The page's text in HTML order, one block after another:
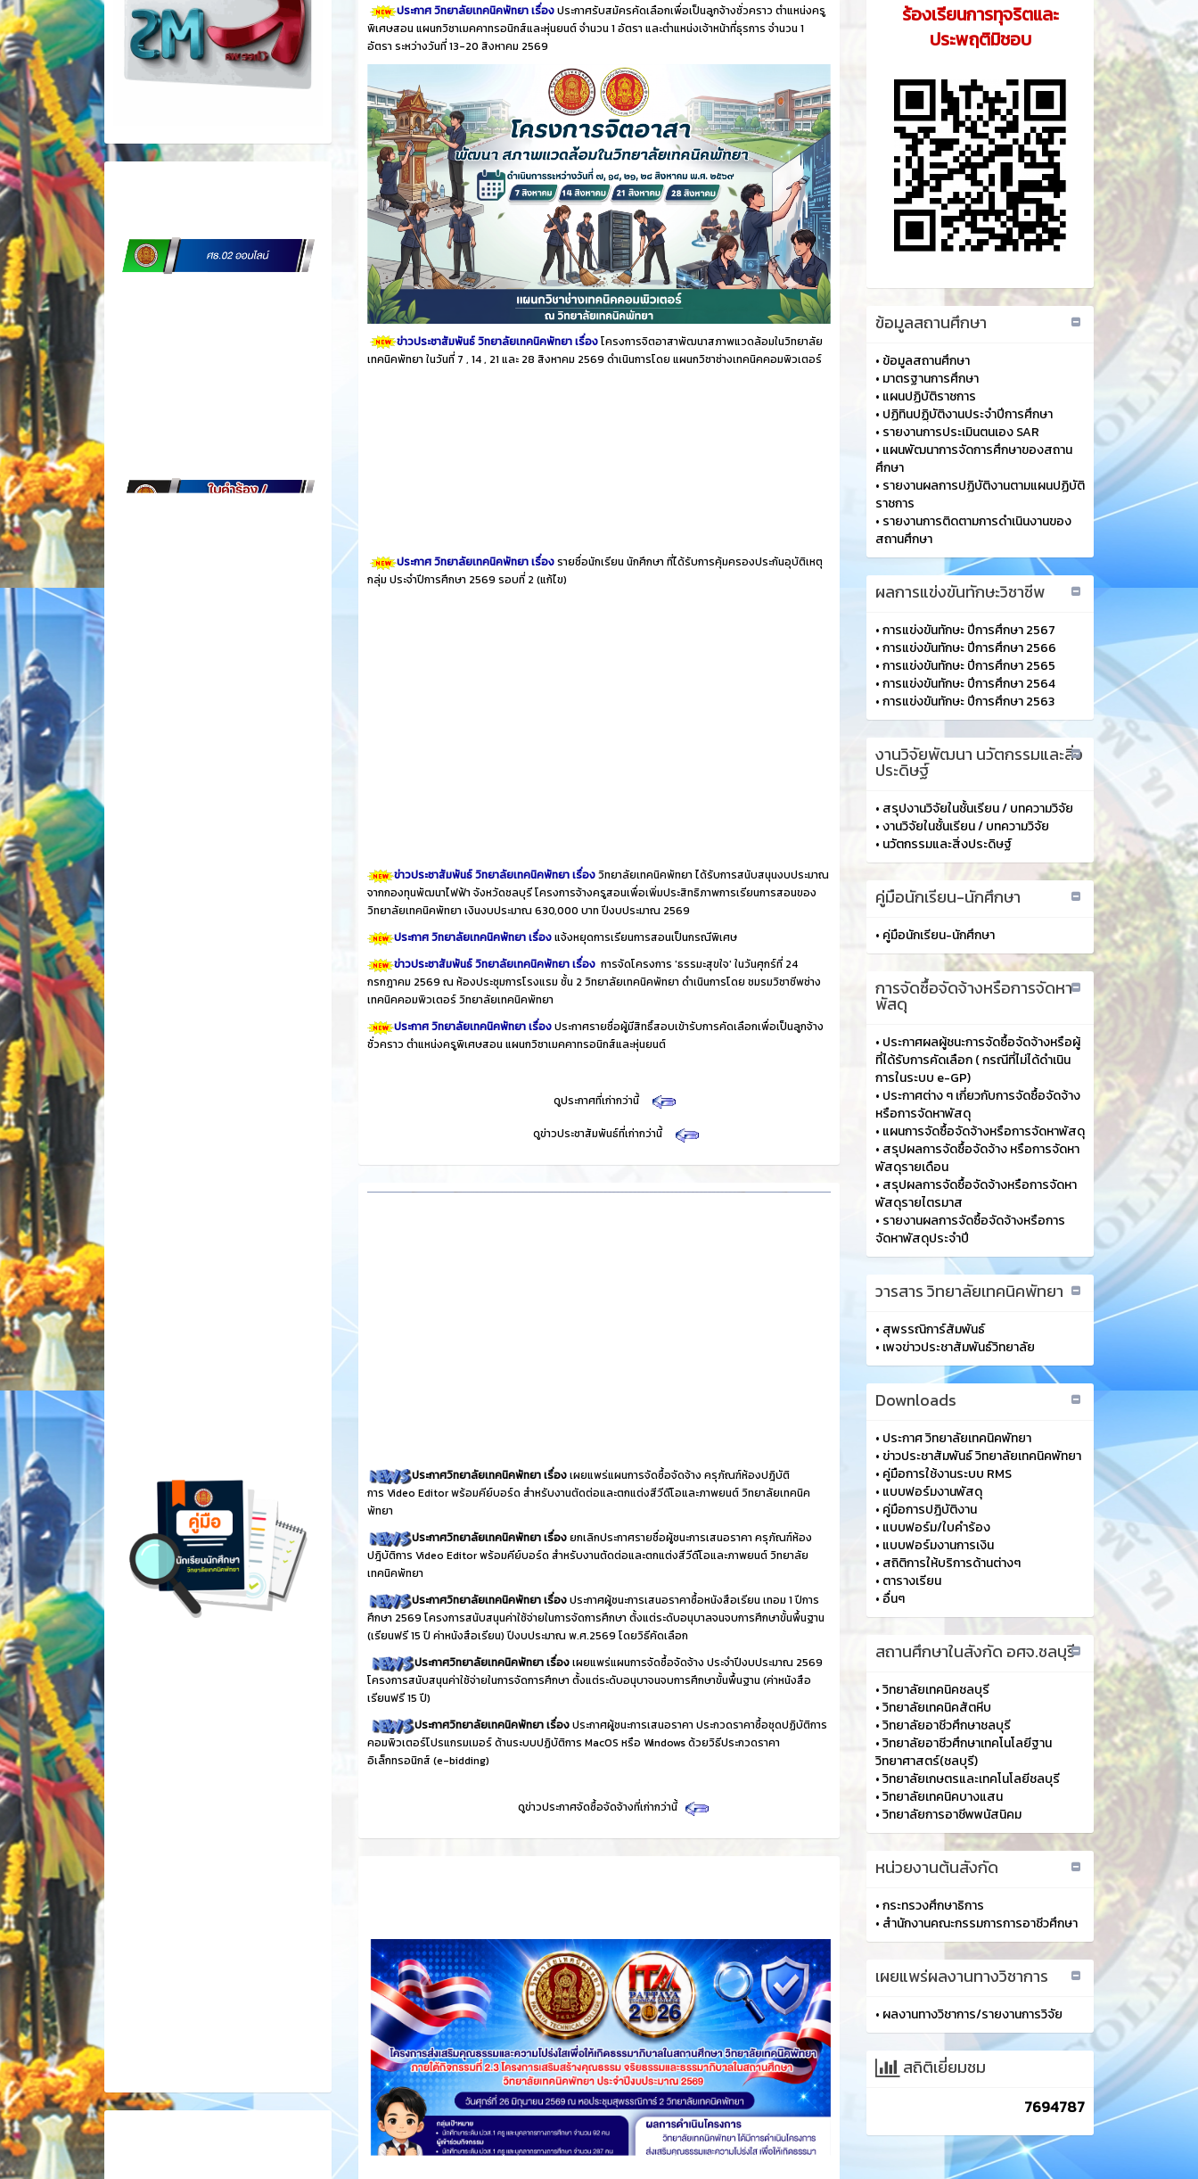
ประกาศ วิทยาลัยเทคนิคพัทยา เรื่องประกาศรับสมัครคัดเลือกเพื่อเป็นลูกจ้างชั่วคราว ตำแหน่งครู
พิเศษสอน แผนกวิชาเมคคาทรอนิกส์และหุ่นยนต์ จำนวน 1 อัตรา และตำแหน่งเจ้าหน้าที่ธุรการ จำนวน 1
อัตรา ระหว่างวันที่ 13-20 สิงหาคม 2569
ข่าวประชาสัมพันธ์ วิทยาลัยเทคนิคพัทยา เรื่องโครงการจิตอาสาพัฒนาสภาพแวดล้อมในวิทยาลัย
เทคนิคพัทยา ในวันที่ 7 , 14 , 21 และ 28 สิงหาคม 2569 ดำเนินการโดย แผนกวิชาช่างเทคนิคคอมพิวเตอร์
ประกาศ วิทยาลัยเทคนิคพัทยา เรื่องรายชื่อนักเรียน นักศึกษา ที่ได้รับการคุ้มครองประกันอุบัติเหตุ
กลุ่ม ประจำปีการศึกษา 2569 รอบที่ 2 (แก้ไข)
ข่าวประชาสัมพันธ์ วิทยาลัยเทคนิคพัทยา เรื่องวิทยาลัยเทคนิคพัทยา ได้รับการสนับสนุนงบประมาณ
จากกองทุนพัฒนาไฟฟ้า จังหวัดชลบุรี โครงการจ้างครูสอนเพื่อเพิ่มประสิทธิภาพการเรียนการสอนของ
วิทยาลัยเทคนิคพัทยา เงินงบประมาณ 630,000 บาท ปีงบประมาณ 2569
ประกาศ วิทยาลัยเทคนิคพัทยา เรื่องแจ้งหยุดการเรียนการสอนเป็นกรณีพิเศษ
ข่าวประชาสัมพันธ์ วิทยาลัยเทคนิคพัทยา เรื่อง การจัดโครงการ 'ธรรมะสุขใจ' ในวันศุกร์ที่ 24
กรกฎาคม 2569 ณ ห้องประชุมการโรงแรม ชั้น 2 วิทยาลัยเทคนิคพัทยา ดำเนินการโดย ชมรมวิชาชีพช่าง
เทคนิคคอมพิวเตอร์ วิทยาลัยเทคนิคพัทยา
ประกาศ วิทยาลัยเทคนิคพัทยา เรื่องประกาศรายชื่อผู้มีสิทธิ์สอบเข้ารับการคัดเลือกเพื่อเป็นลูกจ้าง
ชั่วคราว ตำแหน่งครูพิเศษสอน แผนกวิชาเมคคาทรอนิกส์และหุ่นยนต์
ดูประกาศที่เก่ากว่านี้
ดูข่าวประชาสัมพันธ์ที่เก่ากว่านี้
ประกาศวิทยาลัยเทคนิคพัทยา เรื่องเผยแพร่แผนการจัดซื้อจัดจ้าง ครุภัณฑ์ห้องปฎิบัติ
การ Video Editor พร้อมคีย์บอร์ด สำหรับงานตัดต่อและตกแต่งสีวีดีโอและภาพยนต์ วิทยาลัยเทคนิค
พัทยา
ประกาศวิทยาลัยเทคนิคพัทยา เรื่องยกเลิกประกาศรายชื่อผู้ชนะการเสนอราคา ครุภัณฑ์ห้อง
ปฎิบัติการ Video Editor พร้อมคีย์บอร์ด สำหรับงานตัดต่อและตกแต่งสีวีดีโอและภาพยนต์ วิทยาลัย
เทคนิคพัทยา
ประกาศวิทยาลัยเทคนิคพัทยา เรื่องประกาศผู้ชนะการเสนอราคาซื้อหนังสือเรียน เทอม 1 ปีการ
ศึกษา 2569 โครงการสนับสนุนค่าใช้จ่ายในการจัดการศึกษา ตั้งแต่ระดับอนุบาลจนจบการศึกษาขั้นพื้นฐาน
(เรียนฟรี 15 ปี ค่าหนังสือเรียน) ปีงบประมาณ พ.ศ.2569 โดยวิธีคัดเลือก
ประกาศวิทยาลัยเทคนิคพัทยา เรื่องเผยแพร่แผนการจัดซื้อจัดจ้าง ประจำปีงบประมาณ 2569
โครงการสนับสนุนค่าใช้จ่ายในการจัดการศึกษา ตั้งแต่ระดับอนุบาจนจบการศึกษาขั้นพื้นฐาน (ค่าหนังสือ
เรียนฟรี 15 ปี)
ประกาศวิทยาลัยเทคนิคพัทยา เรื่องประกาศผู้ชนะการเสนอราคา ประกวดราคาซื้อชุดปฏิบัติการ
คอมพิวเตอร์โปรแกรมเมอร์ ด้านระบบปฏิบัติการ MacOS หรือ Windows ด้วยวิธีประกวดราคา
อิเล็กทรอนิกส์ (e-bidding)
ดูข่าวประกาศจัดซื้อจัดจ้างที่เก่ากว่านี้
ร้องเรียนการทุจริตและ
ประพฤติมิชอบ
ข้อมูลสถานศึกษา
• ข้อมูลสถานศึกษา
• มาตรฐานการศึกษา
• แผนปฏิบัติราชการ
• ปฏิทินปฏฺิบัติงานประจำปีการศึกษา
• รายงานการประเมินตนเอง SAR
• แผนพัฒนาการจัดการศึกษาของสถาน
ศึกษา
• รายงานผลการปฏิบัติงานตามแผนปฏิบัติ
ราชการ
• รายงานการติดตามการดำเนินงานของ
สถานศึกษา
ผลการแข่งขันทักษะวิชาชีพ
•การแข่งขันทักษะ ปีการศึกษา 2567
•การแข่งขันทักษะ ปีการศึกษา 2566
•การแข่งขันทักษะ ปีการศึกษา 2565
•การแข่งขันทักษะ ปีการศึกษา 2564
•การแข่งขันทักษะ ปีการศึกษา 2563
งานวิจัยพัฒนา นวัตกรรมและสิ่ง
ประดิษฐ์
• สรุปงานวิจัยในชั้นเรียน / บทความวิจัย
•งานวิจัยในชั้นเรียน / บทความวิจัย
• นวัตกรรมและสิ่งประดิษฐ์
คู่มือนักเรียน-นักศึกษา
• คู่มือนักเรียน-นักศึกษา
การจัดซื้อจัดจ้างหรือการจัดหา
พัสดุ
• ประกาศผลผู้ชนะการจัดซื้อจัดจ้างหรือผู้
ที่ได้รับการคัดเลือก ( กรณีที่ไม่ได้ดำเนิน
การในระบบ e-GP)
• ประกาศต่าง ๆ เกี่ยวกับการจัดซื้อจัดจ้าง
หรือการจัดหาพัสดุ
• แผนการจัดซื้อจัดจ้างหรือการจัดหาพัสดุ
• สรุปผลการจัดซื้อจัดจ้าง หรือการจัดหา
พัสดุรายเดือน
• สรุปผลการจัดซื้อจัดจ้างหรือการจัดหา
พัสดุรายไตรมาส
• รายงานผลการจัดซื้อจัดจ้างหรือการ
จัดหาพัสดุประจำปี
วารสาร วิทยาลัยเทคนิคพัทยา
• สุพรรณิการ์สัมพันธ์
• เพจข่าวประชาสัมพันธ์วิทยาลัย
Downloads
• ประกาศ วิทยาลัยเทคนิคพัทยา
• ข่าวประชาสัมพันธ์ วิทยาลัยเทคนิคพัทยา
• คู่มือการใช้งานระบบ RMS
• แบบฟอร์มงานพัสดุ
• คู่มือการปฎิบัติงาน
• แบบฟอร์ม/ใบคำร้อง
• แบบฟอร์มงานการเงิน
• สถิติการให้บริการด้านต่างๆ
• ตารางเรียน
• อื่นๆ
สถานศึกษาในสังกัด อศจ.ชลบุรี
•วิทยาลัยเทคนิคชลบุรี
•วิทยาลัยเทคนิคสัตหีบ
•วิทยาลัยอาชีวศึกษาชลบุรี
•วิทยาลัยอาชีวศึกษาเทคโนโลยีฐาน
วิทยาศาสตร์(ชลบุรี)
•วิทยาลัยเกษตรและเทคโนโลยีชลบุรี
•วิทยาลัยเทคนิคบางแสน
•วิทยาลัยการอาชีพพนัสนิคม
หน่วยงานต้นสังกัด
•กระทรวงศึกษาธิการ
• สำนักงานคณะกรรมการการอาชีวศึกษา
เผยแพร่ผลงานทางวิชาการ
• ผลงานทางวิชาการ/รายงานการวิจัย
สถิติเยี่ยมชม
7694787